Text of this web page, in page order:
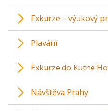
Exkurze – výukový
Plavání
Exkurze do Kutné
Návštěva Prahy